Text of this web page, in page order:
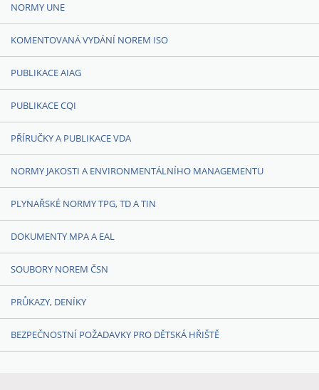
NORMY UNE
KOMENTOVANÁ VYDÁNÍ NOREM ISO
PUBLIKACE AIAG
PUBLIKACE CQI
PŘÍRUČKY A PUBLIKACE VDA
NORMY JAKOSTI A ENVIRONMENTÁLNÍHO MANAGEMENTU
PLYNAŘSKÉ NORMY TPG, TD A TIN
DOKUMENTY MPA A EAL
SOUBORY NOREM ČSN
PRŮKAZY, DENÍKY
BEZPEČNOSTNÍ POŽADAVKY PRO DĚTSKÁ HŘIŠTĚ